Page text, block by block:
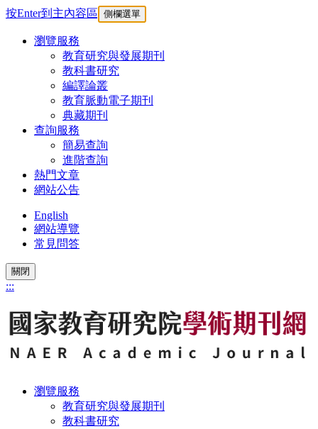
按Enter到主內容區 側欄選單
瀏覽服務
教育研究與發展期刊
教科書研究
編譯論叢
教育脈動電子期刊
典藏期刊
查詢服務
簡易查詢
進階查詢
熱門文章
網站公告
English
網站導覽
常見問答
關閉
:::
瀏覽服務
教育研究與發展期刊
教科書研究